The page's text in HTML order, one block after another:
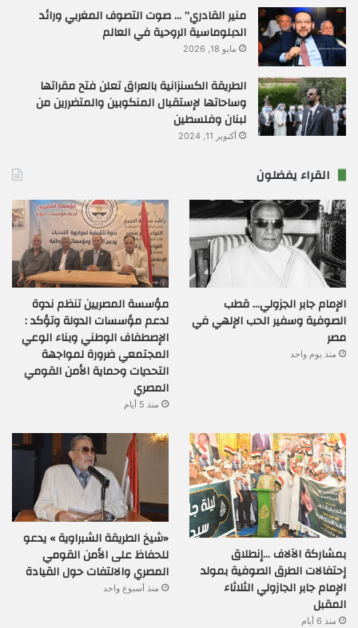
منير القادري” … صوت التصوف المغربي ورائد
الدبلوماسية الروحية في العالم
مايو 18, 2026
الطريقة الكسنزانية بالعراق تعلن فتح مقراتها
وساحاتها لإستقبال المنكوبين والمتضررين من
لبنان وفلسطين
أكتوبر 11, 2024
القراء يفضلون
الإمام جابر الجزولي… قطب
الصوفية وسفير الحب الإلهي في
مصر
منذ يوم واحد
مؤسسة المصريين تنظم ندوة
لدعم مؤسسات الدولة وتؤكد :
الإصطفاف الوطني وبناء الوعي
المجتمعي ضرورة لمواجهة
التحديات وحماية الأمن القومي
المصري
منذ 5 أيام
بمشاركة الآلاف …إنطلاق
إحتفالات الطرق الصوفية بمولد
الإمام جابر الجازولي الثلاثاء
المقبل
منذ 6 أيام
«شيخ الطريقة الشبراوية » يدعو
للحفاظ على الأمن القومي
المصري والالتفات حول القيادة
منذ أسبوع واحد